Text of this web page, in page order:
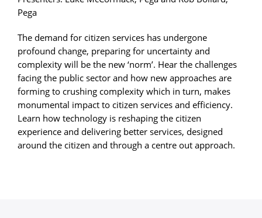
Pega
The demand for citizen services has undergone
profound change, preparing for uncertainty and
complexity will be the new ‘norm’. Hear the challenges
facing the public sector and how new approaches are
forming to crushing complexity which in turn, makes
monumental impact to citizen services and efficiency.
Learn how technology is reshaping the citizen
experience and delivering better services, designed
around the citizen and through a centre out approach.